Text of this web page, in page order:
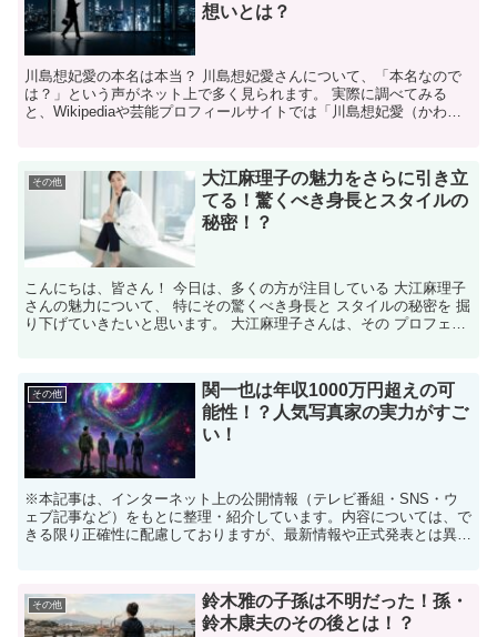
想いとは？
川島想妃愛の本名は本当？ 川島想妃愛さんについて、「本名なので
は？」という声がネット上で多く見られます。 実際に調べてみる
と、Wikipediaや芸能プロフィールサイトでは「川島想妃愛（かわし
その他
大江麻理子の魅力をさらに引き立
てる！驚くべき身長とスタイルの
秘密！？
こんにちは、皆さん！ 今日は、多くの方が注目している 大江麻理子
さんの魅力について、 特にその驚くべき身長と スタイルの秘密を 掘
り下げていきたいと思います。 大江麻理子さんは、その プロフェッ
その他
関一也は年収1000万円超えの可
能性！？人気写真家の実力がすご
い！
※本記事は、インターネット上の公開情報（テレビ番組・SNS・ウ
ェブ記事など）をもとに整理・紹介しています。内容については、で
きる限り正確性に配慮しておりますが、最新情報や正式発表とは異な
その他
鈴木雅の子孫は不明だった！孫・
鈴木康夫のその後とは！？